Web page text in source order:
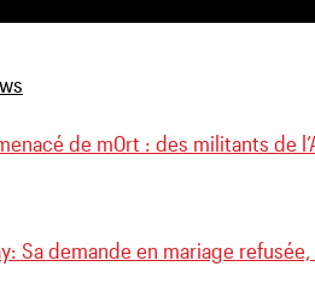
de m0rt : des militants de
Sa demande en mariage